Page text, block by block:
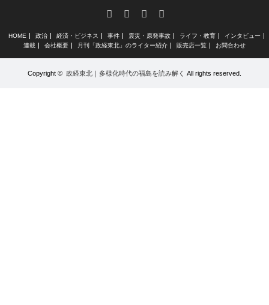
FacebookInstagram
RSS
HOME 政治 経済・ビジネス 事件 震災・原発事故 ライフ・教育
インタビュー
連載
会社概要 月刊「政経東北」のライター紹介 販売店一覧 お問合わせ
Copyright © 政経東北｜多様化時代の福島を読み解く All rights reserved.